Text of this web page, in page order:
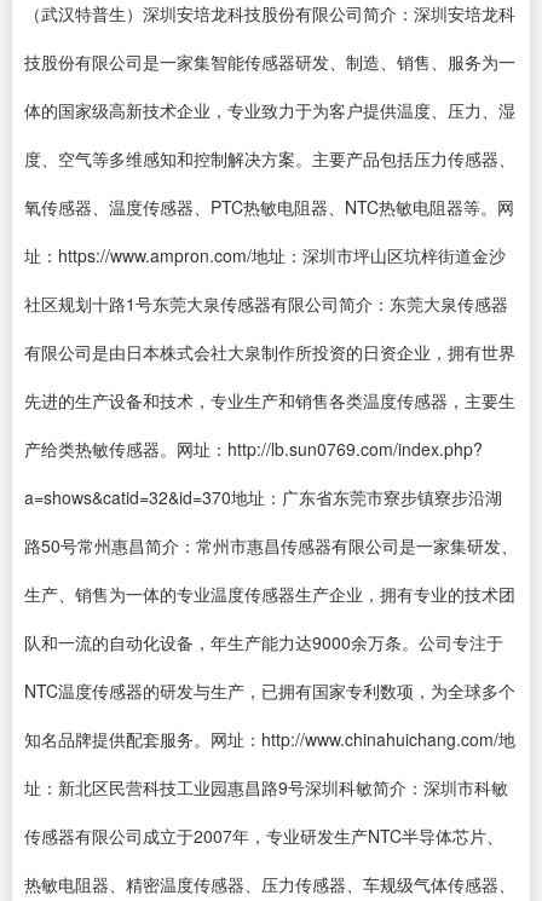
（武汉特普生）深圳安培龙科技股份有限公司简介：深圳安培龙科
技股份有限公司是一家集智能传感器研发、制造、销售、服务为一
体的国家级高新技术企业，专业致力于为客户提供温度、压力、湿
度、空气等多维感知和控制解决方案。主要产品包括压力传感器、
氧传感器、温度传感器、PTC热敏电阻器、NTC热敏电阻器等。网
址：https://www.ampron.com/地址：深圳市坪山区坑梓街道金沙
社区规划十路1号东莞大泉传感器有限公司简介：东莞大泉传感器
有限公司是由日本株式会社大泉制作所投资的日资企业，拥有世界
先进的生产设备和技术，专业生产和销售各类温度传感器，主要生
产给类热敏传感器。网址：http://lb.sun0769.com/index.php?
a=shows&catid=32&id=370地址：广东省东莞市寮步镇寮步沿湖
路50号常州惠昌简介：常州市惠昌传感器有限公司是一家集研发、
生产、销售为一体的专业温度传感器生产企业，拥有专业的技术团
队和一流的自动化设备，年生产能力达9000余万条。公司专注于
NTC温度传感器的研发与生产，已拥有国家专利数项，为全球多个
知名品牌提供配套服务。网址：http://www.chinahuichang.com/地
址：新北区民营科技工业园惠昌路9号深圳科敏简介：深圳市科敏
传感器有限公司成立于2007年，专业研发生产NTC半导体芯片、
热敏电阻器、精密温度传感器、压力传感器、车规级气体传感器、